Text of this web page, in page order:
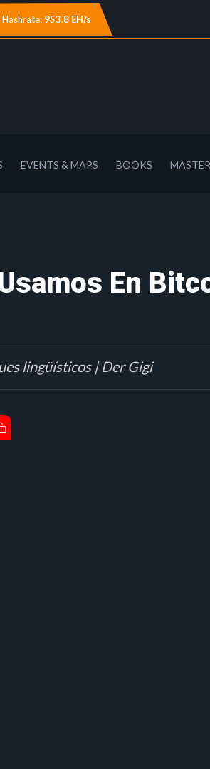
Hashrate: 953.8 EH/s
EVENTS & MAPS BOOKS
En
lingüísticos | Der Gigi